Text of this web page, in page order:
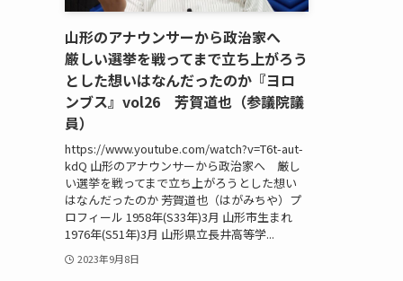
山形のアナウンサーから政治家へ
厳しい選挙を戦ってまで立ち上がろう
とした想いはなんだったのか『ヨロ
ンブス』vol26 芳賀道也（参議院議
員）
https://www.youtube.com/watch?v=T6t-aut-
kdQ 山形のアナウンサーから政治家へ 厳し
い選挙を戦ってまで立ち上がろうとした想い
はなんだったのか 芳賀道也（はがみちや）プ
ロフィール 1958年(S33年)3月 山形市生まれ
1976年(S51年)3月 山形県立長井高等学...
2023年9月8日